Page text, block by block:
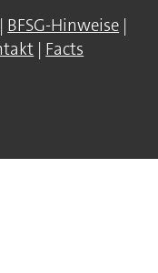
| BFSG-Hinweise |
| Facts